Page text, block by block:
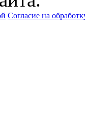
Согласие на